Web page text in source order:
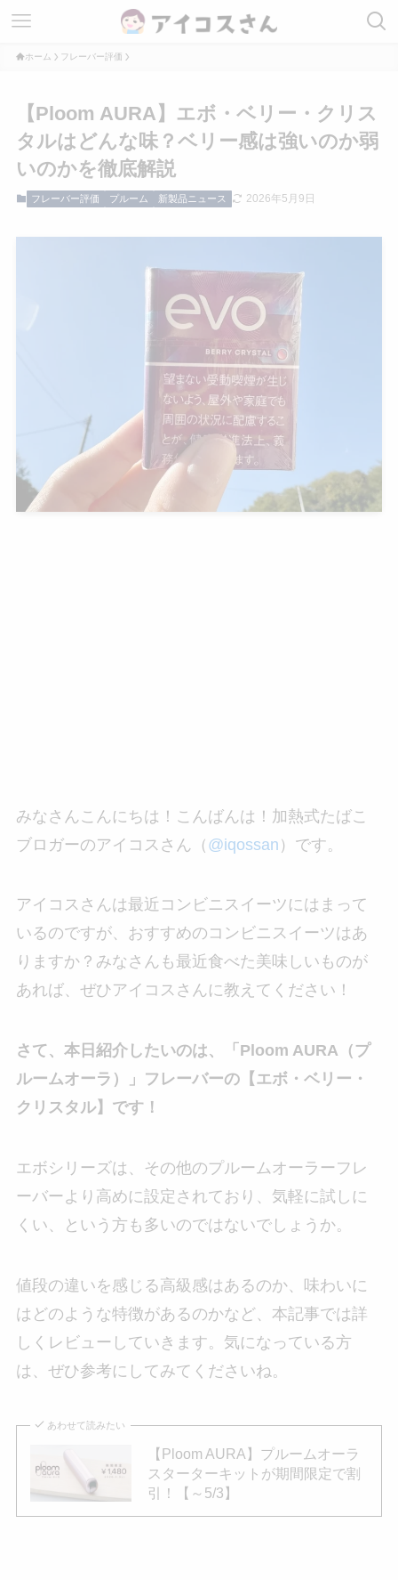
ホーム フレーバー評価
【Ploom AURA】エボ・ベリー・クリス
タルはどんな味？ベリー感は強いのか弱
いのかを徹底解説
フレーバー評価 プルーム 新製品ニュース 2026年5月9日
みなさんこんにちは！こんばんは！加熱式たばこ
ブロガーのアイコスさん（ @iqossan ）です。
アイコスさんは最近コンビニスイーツにはまって
いるのですが、おすすめのコンビニスイーツはあ
りますか？みなさんも最近食べた美味しいものが
あれば、ぜひアイコスさんに教えてください！
さて、本日紹介したいのは、「Ploom AURA（プ
ルームオーラ）」フレーバーの【エボ・ベリー・
クリスタル】です！
エボシリーズは、その他のプルームオーラーフレ
ーバーより高めに設定されており、気軽に試しに
くい、という方も多いのではないでしょうか。
値段の違いを感じる高級感はあるのか、味わいに
はどのような特徴があるのかなど、本記事では詳
しくレビューしていきます。気になっている方
は、ぜひ参考にしてみてくださいね。
あわせて読みたい
【Ploom AURA】プルームオーラ
スターターキットが期間限定で割
引！【～5/3】